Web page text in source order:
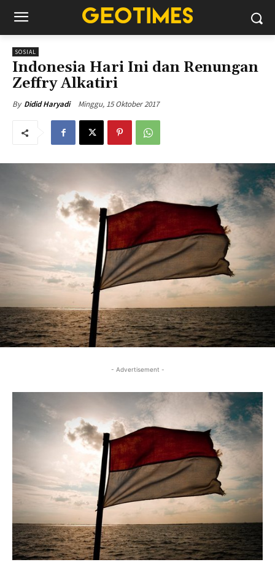
SOSIAL
Indonesia Hari Ini dan Renungan
Zeffry Alkatiri
By Didid Haryadi Minggu, 15 Oktober 2017
- Advertisement -